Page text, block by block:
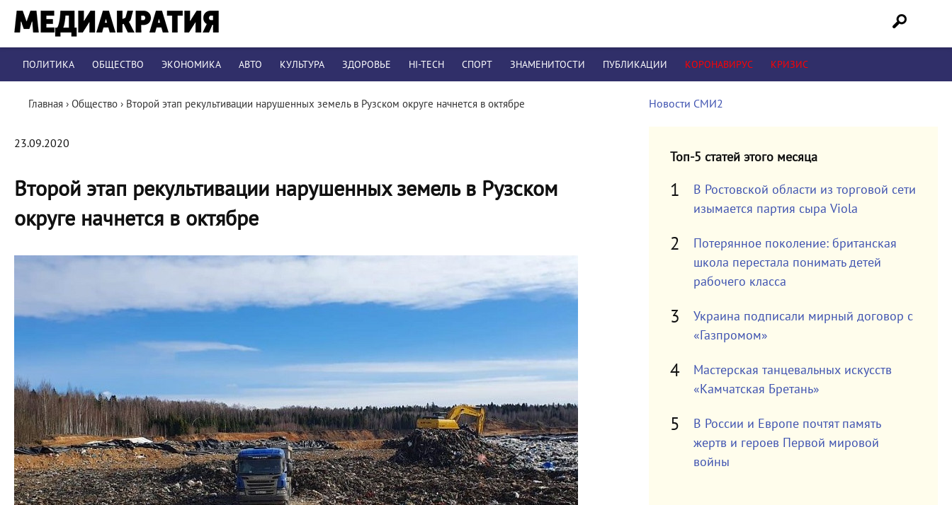
ПОЛИТИКА ОБЩЕСТВО ЭКОНОМИКА АВТО КУЛЬТУРА ЗДОРОВЬЕ HI-TECH СПОРТ ЗНАМЕНИТОСТИ ПУБЛИКАЦИИ КОРОНАВИРУС КРИЗИС
Главная › Общество › Второй этап рекультивации нарушенных земель в Рузском округе начнется в октябре
23.09.2020
Второй этап рекультивации нарушенных земель в Рузском
округе начнется в октябре
Новости СМИ2
Топ-5 статей этого месяца
В Ростовской области из торговой сети
изымается партия сыра Viola
Потерянное поколение: британская
школа перестала понимать детей
рабочего класса
Украина подписали мирный договор с
«Газпромом»
Мастерская танцевальных искусств
«Камчатская Бретань»
В России и Европе почтят память
жертв и героев Первой мировой
войны